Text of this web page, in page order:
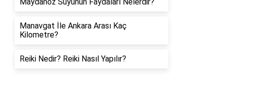
Manavgat İle Ankara Arası Kaç
Kilometre?
Reiki Nedir? Reiki Nasıl Yapılır?